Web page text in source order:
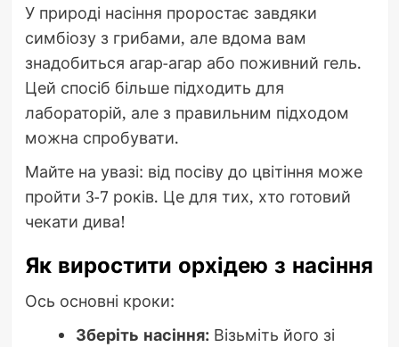
У природі насіння проростає завдяки
симбіозу з грибами, але вдома вам
знадобиться агар-агар або поживний гель.
Цей спосіб більше підходить для
лабораторій, але з правильним підходом
можна спробувати.
Майте на увазі: від посіву до цвітіння може
пройти 3-7 років. Це для тих, хто готовий
чекати дива!
Як виростити орхідею з насіння
Ось основні кроки:
Зберіть насіння:Візьміть його зі